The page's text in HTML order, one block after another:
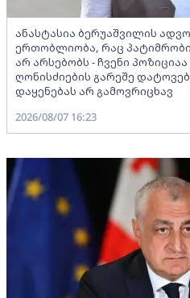
ანასტასია ბერუაშვილის
ერთობლიობა, რაც
არ არსებობს - ჩვენი
ღონისძიების გარეშე
დაყენებას არ გამოვრიცხავ
2026/08/07 16:23